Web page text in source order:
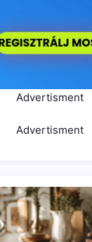
Advertisment
Advertisment